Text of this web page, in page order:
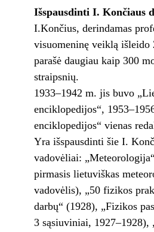
Išspausdinti I. Končiaus
I.Končius, derindamas
visuomeninę veiklą
parašė daugiau kaip 300
straipsnių.
1933–1942 m. jis buvo
enciklopedijos“,
enciklopedijos“ vienas
Yra išspausdinti šie I.
vadovėliai:
pirmasis lietuviškas
vadovėlis), „50 fizikos
darbų“ (1928), „Fizikos
3 sąsiuviniai, 1927–1928),